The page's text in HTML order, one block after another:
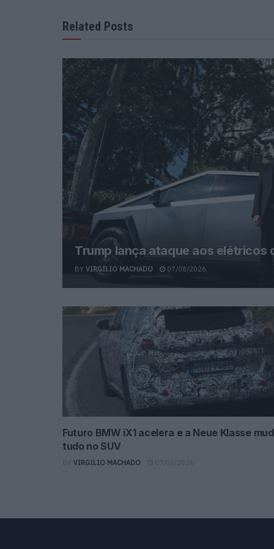
Related Posts
Trump lança ataque aos elétricos
BY VIRGILIO MACHADO 07/08/2026
Futuro BMW iX1 acelera e a Neue Klasse
tudo no SUV
BY VIRGILIO MACHADO 07/08/2026